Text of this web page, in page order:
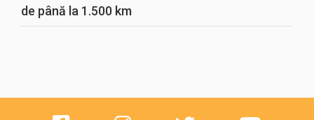
de până la 1.500 km